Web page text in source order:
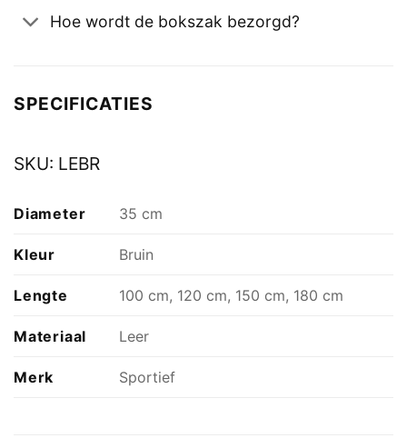
Hoe wordt de bokszak bezorgd?
SPECIFICATIES
SKU: LEBR
Diameter 35 cm
Kleur Bruin
Lengte 100 cm, 120 cm, 150 cm, 180 cm
Materiaal Leer
Merk Sportief